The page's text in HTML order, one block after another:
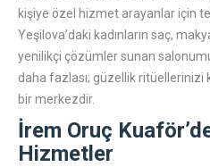
kişiye özel hizmet arayanlar için
Yeşilova’daki kadınların saç,
yenilikçi çözümler sunan
daha fazlası; güzellik
bir merkezdir.
İrem Oruç
Hizmetler